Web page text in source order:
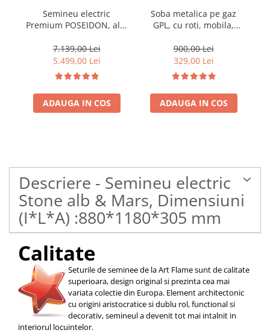
Semineu electric
Premium POSEIDON, alb,
:700*2000*330 mm, efect
3D, telecomanda
7.139,00 Lei
5.499,00 Lei
ADAUGA IN COS
Soba metalica pe gaz
GPL, cu roti, mobila,
putere, negru
900,00 Lei
329,00 Lei
ADAUGA IN COS
Descriere - Semineu electric
Stone alb & Mars, Dimensiuni
(I*L*A) :880*1180*305 mm
Calitate
Seturile de seminee de la Art Flame sunt de calitate
superioara, design original si prezinta cea mai
variata colectie din Europa. Element architectonic
cu origini aristocratice si dublu rol, functional si
decorativ, semineul a devenit tot mai intalnit in
interiorul locuintelor.